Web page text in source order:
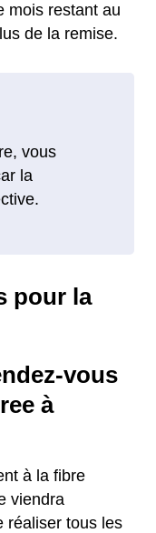
mois restant au
de la remise.
vous
la
pour la
vous
à
à la fibre
viendra
réaliser tous les